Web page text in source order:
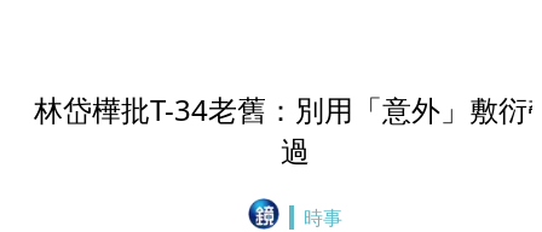
林岱樺批T-34老舊：別用「意外」敷衍
過
時事